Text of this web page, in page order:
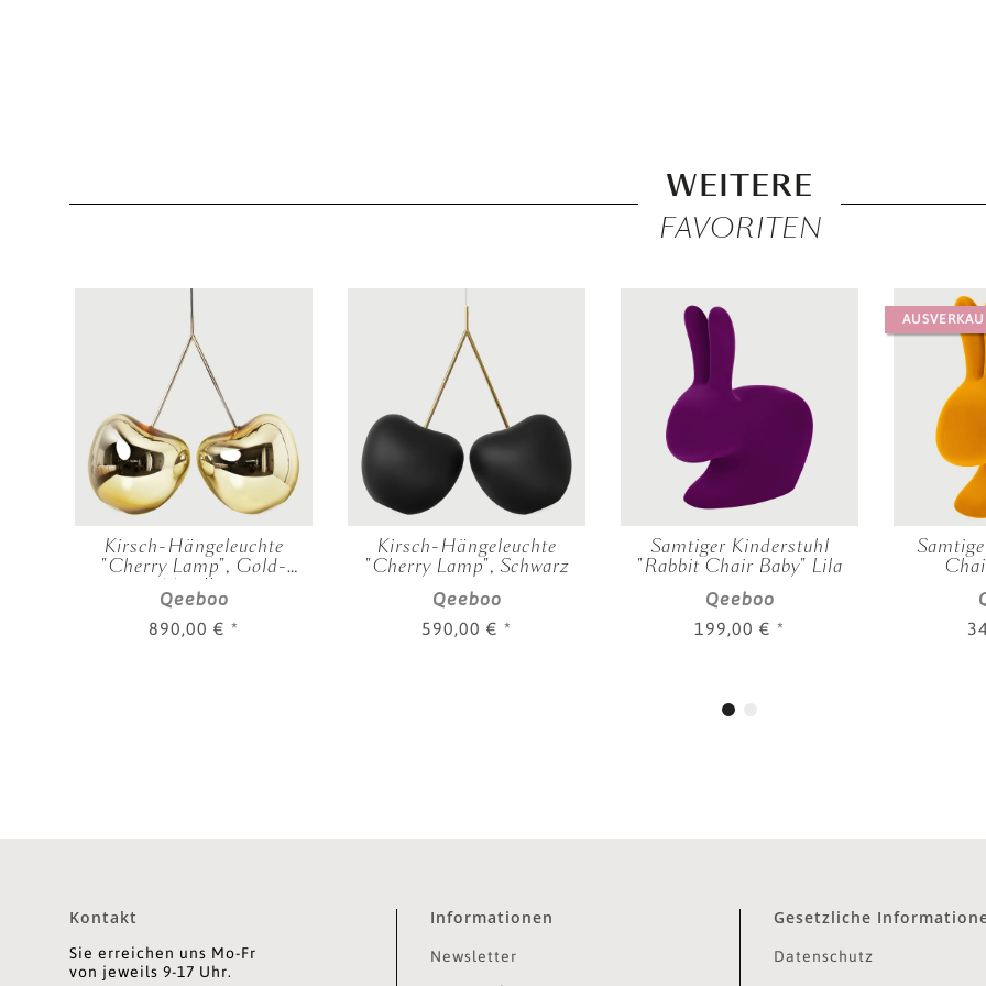
WEITERE
FAVORITEN
Kirsch-Hängeleuchte
"Cherry Lamp", Gold-
Metallic
Qeeboo
890,00 € *
Kirsch-Hängeleuchte
"Cherry Lamp", Schwarz
Qeeboo
590,00 € *
Samtiger Kinderstuhl
"Rabbit Chair Baby" Lila
Qeeboo
199,00 € *
Kontakt
Sie erreichen uns Mo-Fr
von jeweils 9-17 Uhr.
Informationen
Newsletter
Gesetzliche
Datenschutz